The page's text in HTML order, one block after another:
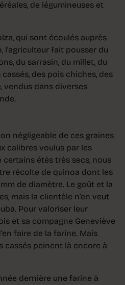
de légumineuses et
qui sont écoulés auprès
l’agriculteur fait pousser du
du sarrasin, du millet, du
des pois chiches, des
vendus dans diverses
négligeable de ces graines
calibres voulus par les
certains étés très secs, nous
récolte de quinoa dont les
de diamètre. Le goût et la
mais la clientèle n’en veut
Pour valoriser leur
et sa compagne Geneviève
faire de la farine. Mais
cassés peinent là encore à
dernière une farine à